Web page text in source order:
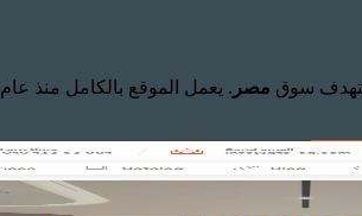
سوق مصر . يعمل الموقع بالكامل منذ عام 2018 وفق أعلى معايير الأداء وتجربة المستخدم.